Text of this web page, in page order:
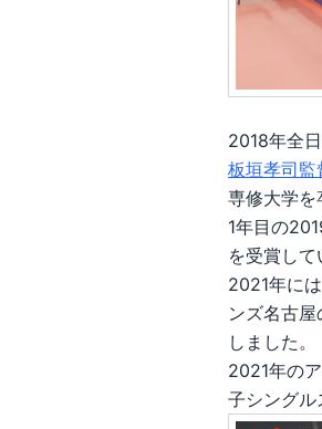
2018年全
板垣孝司監
専修大学を
1年目の
を受賞して
2021年に
ンズ名古
しました。
2021年の
子シングル